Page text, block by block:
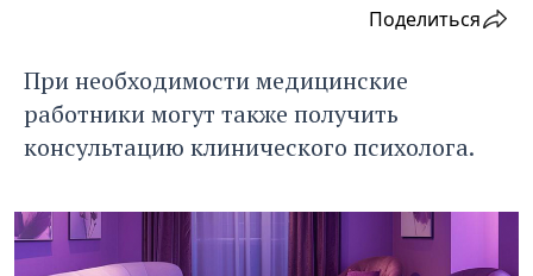
Поделиться
При необходимости медицинские
работники могут также получить
консультацию клинического психолога.